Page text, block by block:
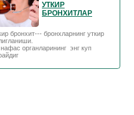
УТКИР
БРОНХИТЛАР
бронхит--- бронхларнинг уткир
органларининг энг куп